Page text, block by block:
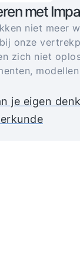
met
niet meer
onze
zich niet
je eigen